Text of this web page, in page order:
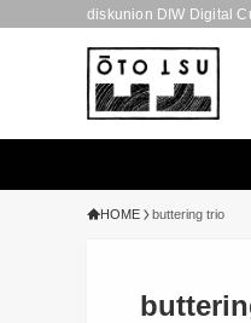
diskunion DIW Digital
HOME buttering trio